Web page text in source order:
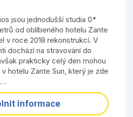
jsou jednodušší studia 0*
od oblíbeného hotelu Zante
v roce 2018 rekonstrukcí. V
dochází na stravování do
prakticky celý den mohou
hotelu Zante Sun, který je zde
.
informace